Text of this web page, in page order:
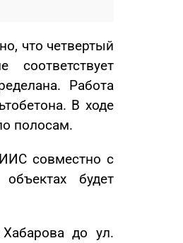
что четвертый
Работа
В ходе
полосам.
совместно с
будет
до ул.